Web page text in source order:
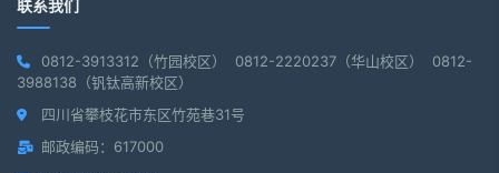
联系我们
0812-3913312（竹园校区） 0812-2220237（华山校区） 0812-
3988138（钒钛高新校区）
四川省攀枝花市东区竹苑巷31号
邮政编码：617000